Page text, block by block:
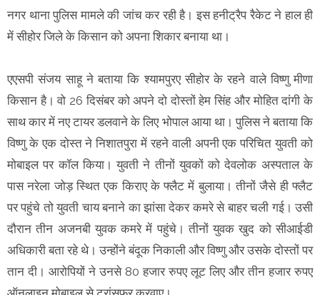
नगर थाना पुलिस मामले की जांच कर रही है। इस हनीट्रैप रैकेट ने हाल ही
में सीहोर जिले के किसान को अपना शिकार बनाया था।
एएसपी संजय साहू ने बताया कि श्यामपुरए सीहोर के रहने वाले विष्णु मीणा
किसान है। वो 26 दिसंबर को अपने दो दोस्तों हेम सिंह और मोहित दांगी के
साथ कार में नए टायर डलवाने के लिए भोपाल आया था। पुलिस ने बताया कि
विष्णु के एक दोस्त ने निशातपुरा में रहने वाली अपनी एक परिचित युवती को
मोबाइल पर कॉल किया। युवती ने तीनों युवकों को देवलोक अस्पताल के
पास नरेला जोड़ स्थित एक किराए के फ्लैट में बुलाया। तीनों जैसे ही फ्लैट
पर पहुंचे तो युवती चाय बनाने का झांसा देकर कमरे से बाहर चली गई। उसी
दौरान तीन अजनबी युवक कमरे में पहुंचे। तीनों युवक खुद को सीआईडी
अधिकारी बता रहे थे। उन्होंने बंदूक निकाली और विष्णु और उसके दोस्तों पर
तान दी। आरोपियों ने उनसे 80 हजार रुपए लूट लिए और तीन हजार रुपए